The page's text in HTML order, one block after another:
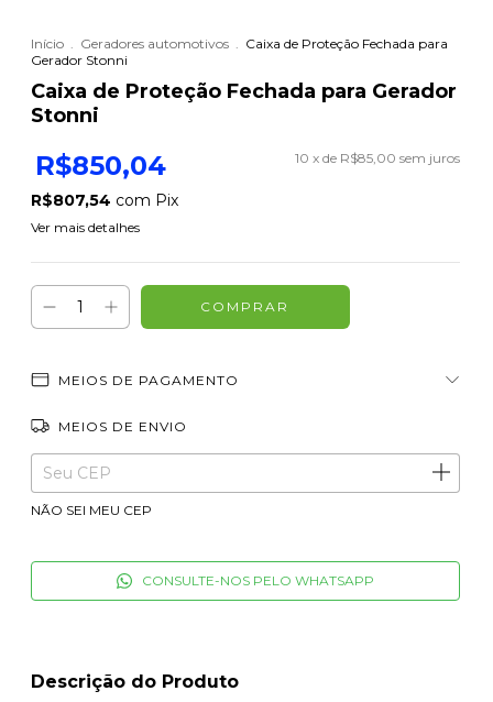
Início . Geradores automotivos . Caixa de Proteção Fechada para
Gerador Stonni
Caixa de Proteção Fechada para Gerador
Stonni
R$850,04 10 x de R$85,00 sem juros
R$807,54 com Pix
Ver mais detalhes
MEIOS DE PAGAMENTO
MEIOS DE ENVIO
Entregas para o CEP:
ALTERAR CEP
NÃO SEI MEU CEP
CONSULTE-NOS PELO WHATSAPP
Descrição do Produto